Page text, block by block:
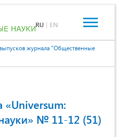
RU | EN
журнала "Общественные
«Universum:
№ 11-12 (51)